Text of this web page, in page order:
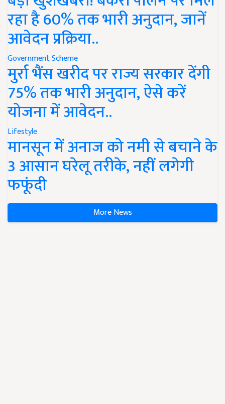
रहा है 60% तक भारी अनुदान, जानें
आवेदन प्रक्रिया..
Government Scheme
मुर्रा भैंस खरीद पर राज्य सरकार देंगी
75% तक भारी अनुदान, ऐसे करें
योजना में आवेदन..
Lifestyle
मानसून में अनाज को नमी से बचाने के
3 आसान घरेलू तरीके, नहीं लगेगी
फफूंदी
More News